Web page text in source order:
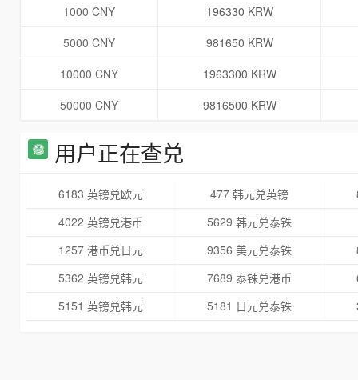
1000 CNY
196330 KRW
5000 CNY
981650 KRW
10000 CNY
1963300 KRW
50000 CNY
9816500 KRW
用户正在查兑
6183 英镑兑欧元 477 韩元兑英镑
4022 英镑兑港币
5629 韩元兑泰铢
1257 港币兑日元
9356 美元兑泰铢
5362 英镑兑韩元
7689 泰铢兑港币
5151 英镑兑韩元
5181 日元兑泰铢